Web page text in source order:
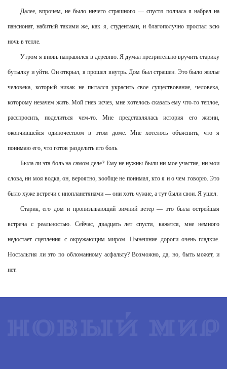
Далее, впрочем, не было ничего страшного — спустя полчаса я набрел на
пансионат, набитый такими же, как я, студентами, и благополучно проспал всю
ночь в тепле.
Утром я вновь направился в деревню. Я думал презрительно вручить старику
бутылку и уйти. Он открыл, я прошел внутрь. Дом был страшен. Это было жилье
человека, который никак не пытался украсить свое существование, человека,
которому незачем жить. Мой гнев исчез, мне хотелось сказать ему что-то теплое,
расспросить, поделиться чем-то. Мне представлялась история его жизни,
окончившейся одиночеством в этом доме. Мне хотелось объяснить, что я
понимаю его, что готов разделить его боль.
Была ли эта боль на самом деле? Ему не нужны были ни мое участие, ни мои
слова, ни моя водка, он, вероятно, вообще не понимал, кто я и о чем говорю. Это
было хуже встречи с инопланетянами — они хоть чужие, а тут были свои. Я ушел.
Старик, его дом и пронизывающий зимний ветер — это была острейшая
встреча с реальностью. Сейчас, двадцать лет спустя, кажется, мне немного
недостает сцепления с окружающим миром. Нынешние дороги очень гладкие.
Ностальгия ли это по обломанному асфальту? Возможно, да, но, быть может, и
нет.